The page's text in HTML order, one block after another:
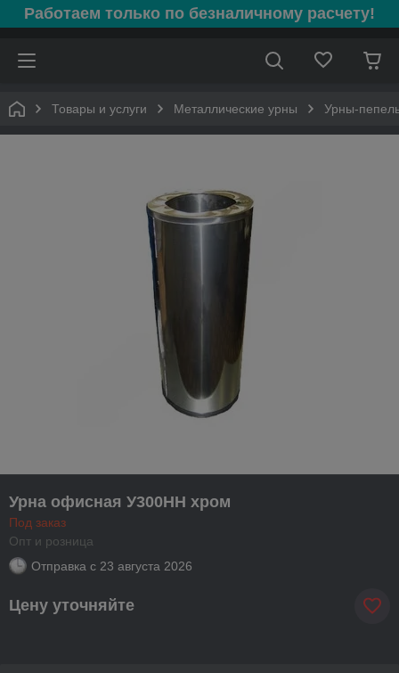
Работаем только по безналичному расчету!
Товары и услуги Металлические урны Урны-
Урна офисная У300НН хром
Под заказ
Опт и розница
Отправка с 23 августа 2026
Цену уточняйте